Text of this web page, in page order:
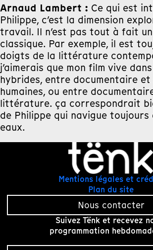
Arnaud Lambert : Ce qui est
Philippe, c’est la dimension
travail. Il n’est pas tout à fait
classique. Par exemple, il est
doigts de la littérature
j’aimerais que mon film vive
hybrides, entre documentaire et
humaines, ou entre
littérature. ça correspondrait
de Philippe qui navigue
eaux.
Mentions légales et
Plan du site
Nous contacter
Suivez Tënk et recevez
programmation